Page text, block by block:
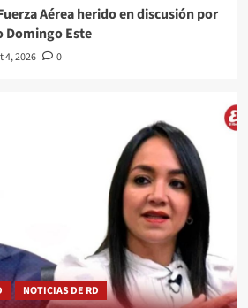
Aérea herido en discusión por
Domingo Este
4, 2026 0
NOTICIAS DE RD